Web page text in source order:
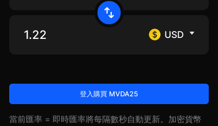
USD
登入購買 MVDA25
當前匯率 = 即時匯率將每隔數秒自動更新。加密貨幣